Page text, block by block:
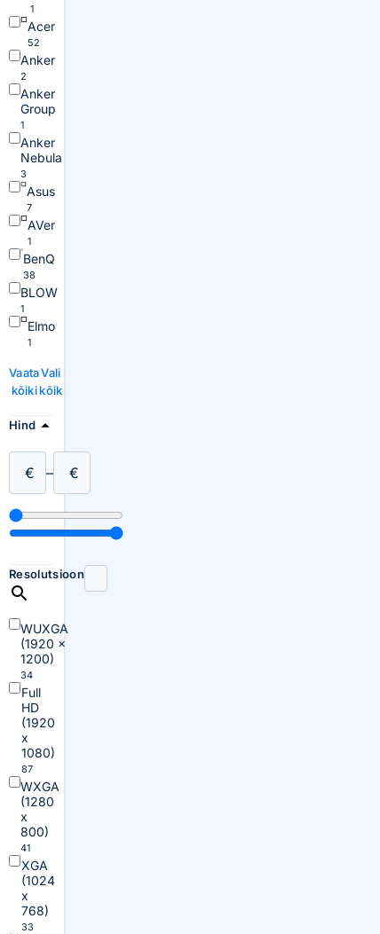
1
Acer
52
Anker
2
Anker
Group
1
Anker
Nebula
3
Asus
7
AVer
1
BenQ
38
BLOW
1
Elmo
1
Vaata
kõiki
Vali
kõik
Hind
€ – €
Resolutsioon
WUXGA
(1920 x
1200)
34
Full
HD
(1920
x
1080)
87
WXGA
(1280
x
800)
41
XGA
(1024
x
768)
33